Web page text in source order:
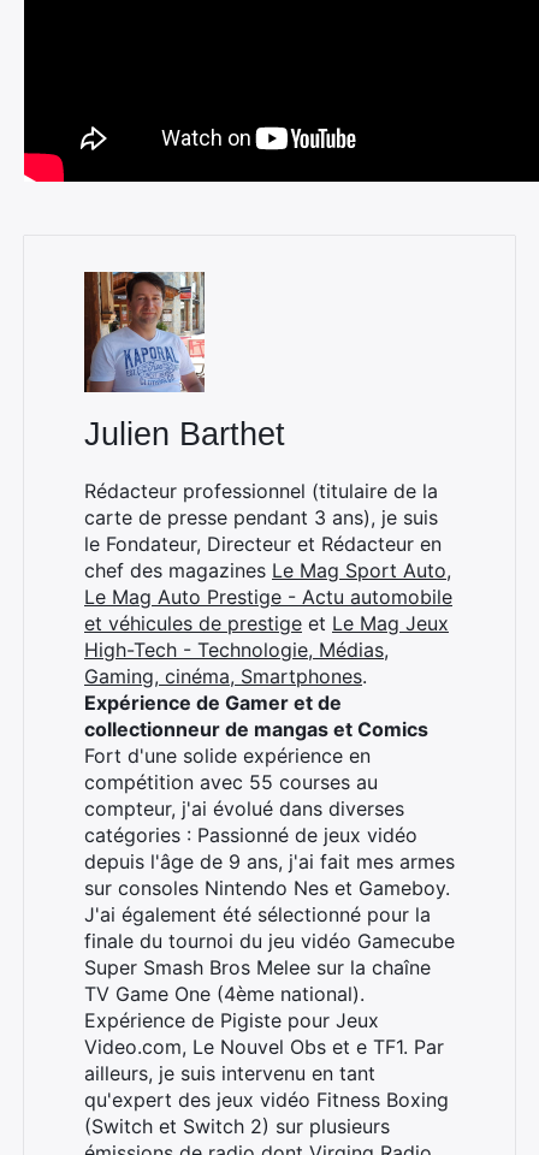
Julien Barthet
Rédacteur professionnel (titulaire de la
carte de presse pendant 3 ans), je suis
le Fondateur, Directeur et Rédacteur en
chef des magazines Le Mag Sport Auto,
Le Mag Auto Prestige - Actu automobile
et véhicules de prestige et Le Mag Jeux
High-Tech - Technologie, Médias,
Gaming, cinéma, Smartphones.
Expérience de Gamer et de
collectionneur de mangas et Comics
Fort d'une solide expérience en
compétition avec 55 courses au
compteur, j'ai évolué dans diverses
catégories : Passionné de jeux vidéo
depuis l'âge de 9 ans, j'ai fait mes armes
sur consoles Nintendo Nes et Gameboy.
J'ai également été sélectionné pour la
finale du tournoi du jeu vidéo Gamecube
Super Smash Bros Melee sur la chaîne
TV Game One (4ème national).
Expérience de Pigiste pour Jeux
Video.com, Le Nouvel Obs et e TF1. Par
ailleurs, je suis intervenu en tant
qu'expert des jeux vidéo Fitness Boxing
(Switch et Switch 2) sur plusieurs